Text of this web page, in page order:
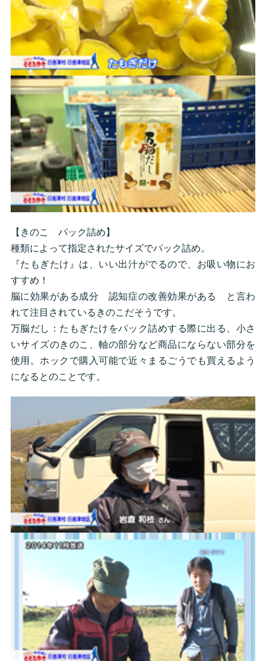
【きのこ パック詰め】
種類によって指定されたサイズでパック詰め。
『たもぎたけ』は、いい出汁がでるので、お吸い物にお
すすめ！
脳に効果がある成分 認知症の改善効果がある と言わ
れて注目されているきのこだそうです。
万脳だし：たもぎたけをパック詰めする際に出る、小さ
いサイズのきのこ、軸の部分など商品にならない部分を
使用。ホックで購入可能で近々まるごうでも買えるよう
になるとのことです。